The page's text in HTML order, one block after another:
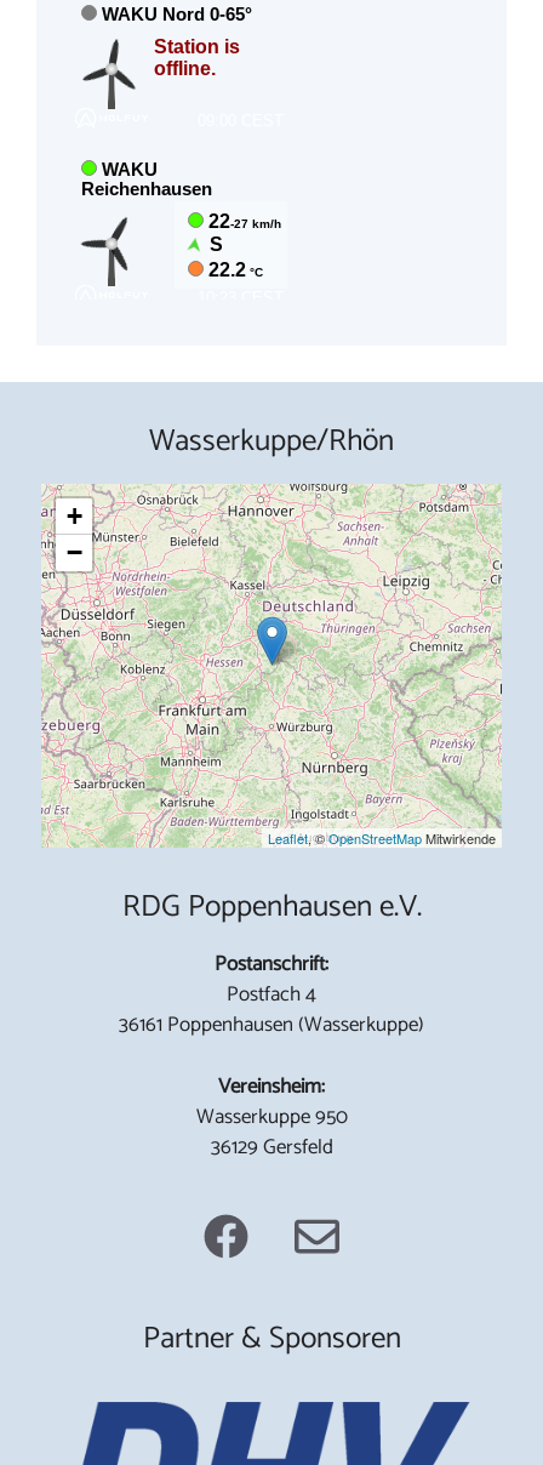
Wasserkuppe/Rhön
+
−
Leaflet, ©OpenStreetMapMitwirkende
RDG Poppenhausen e.V.
Postanschrift:
Postfach 4
36161 Poppenhausen (Wasserkuppe)
Vereinsheim:
Wasserkuppe 950
36129 Gersfeld
Partner & Sponsoren